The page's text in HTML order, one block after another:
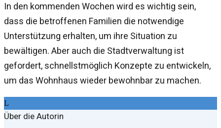
In den kommenden Wochen wird es wichtig sein,
dass die betroffenen Familien die notwendige
Unterstützung erhalten, um ihre Situation zu
bewältigen. Aber auch die Stadtverwaltung ist
gefordert, schnellstmöglich Konzepte zu entwickeln,
um das Wohnhaus wieder bewohnbar zu machen.
L
Über die Autorin